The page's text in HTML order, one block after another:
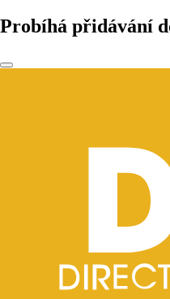
Probíhá přidávání